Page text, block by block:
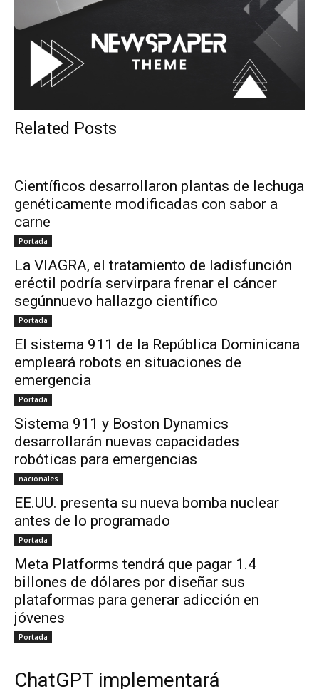
Related Posts
Científicos desarrollaron plantas de lechuga
genéticamente modificadas con sabor a
carne
Portada
La VIAGRA, el tratamiento de ladisfunción
eréctil podría servirpara frenar el cáncer
segúnnuevo hallazgo científico
Portada
El sistema 911 de la República Dominicana
empleará robots en situaciones de
emergencia
Portada
Sistema 911 y Boston Dynamics
desarrollarán nuevas capacidades
robóticas para emergencias
nacionales
EE.UU. presenta su nueva bomba nuclear
antes de lo programado
Portada
Meta Platforms tendrá que pagar 1.4
billones de dólares por diseñar sus
plataformas para generar adicción en
jóvenes
Portada
ChatGPT implementará